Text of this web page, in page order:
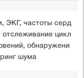
ЭКГ, частоты серд
цикл
обнаружени
шума